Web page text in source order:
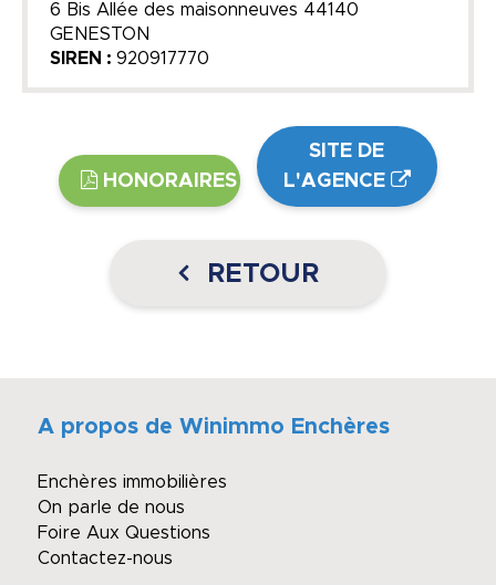
6 Bis Allée des maisonneuves 44140
GENESTON
SIREN : 920917770
HONORAIRES
SITE DE
L'AGENCE
RETOUR
A propos de Winimmo Enchères
Enchères immobilières
On parle de nous
Foire Aux Questions
Contactez-nous